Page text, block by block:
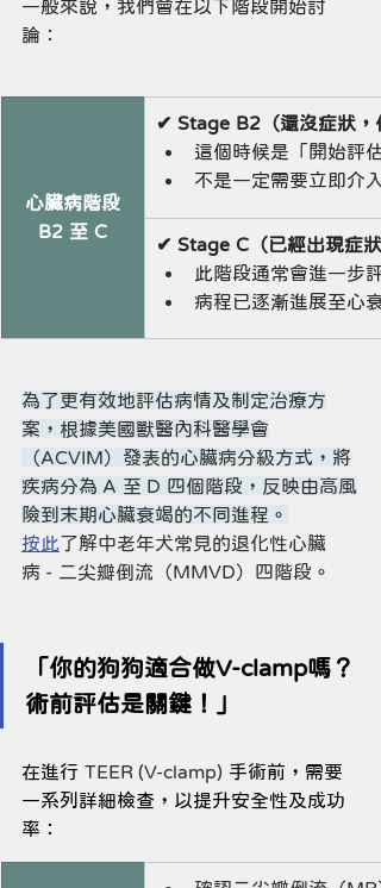
一般來說，我們會在以下階段開始討
論：
心臟病階段
B2 至 C
✔ Stage B2（還沒症狀，
這個時候是「開始評
不是一定需要立即介
✔ Stage C（已經出現症
此階段通常會進一步
病程已逐漸進展至心
為了更有效地評估病情及制定治療方
案，根據美國獸醫內科醫學會
（ACVIM）發表的心臟病分級方式，將
疾病分為 A 至 D 四個階段，反映由高風
險到末期心臟衰竭的不同進程。
按此了解中老年犬常見的退化性心臟
病 - 二尖瓣倒流（MMVD）四階段。
「你的狗狗適合做V-clamp嗎？
術前評估是關鍵！」
在進行 TEER (V-clamp) 手術前，需要
一系列詳細檢查，以提升安全性及成功
率：